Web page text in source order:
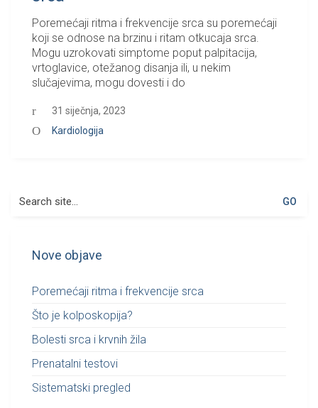
Poremećaji ritma i frekvencije srca su poremećaji
koji se odnose na brzinu i ritam otkucaja srca.
Mogu uzrokovati simptome poput palpitacija,
vrtoglavice, otežanog disanja ili, u nekim
slučajevima, mogu dovesti i do
31 siječnja, 2023
Kardiologija
for:
Nove objave
Poremećaji ritma i frekvencije srca
Što je kolposkopija?
Bolesti srca i krvnih žila
Prenatalni testovi
Sistematski pregled